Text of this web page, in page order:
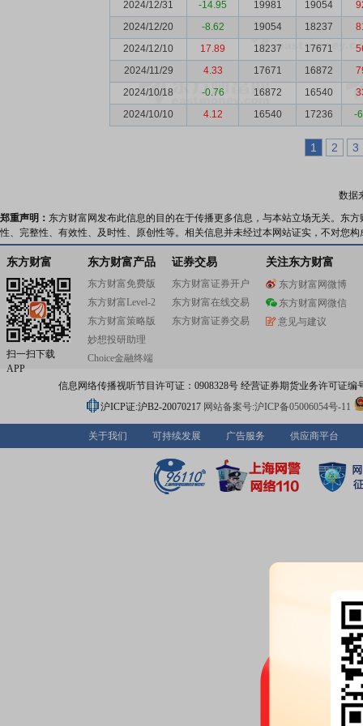
2024/12/31
-14.95 19981 19054
2024/12/20
-8.62 19054 18237
2024/12/10
17.89 18237 17671
2024/11/29
4.33 17671 16872
2024/10/18
-0.76 16872 16540
2024/10/10
4.12 16540 17236 -
1 2 3
数据
郑重声明： 东方财富网发布此信息的目的在于传播更多信息，与本站立场无关。东
性、完整性、有效性、及时性、原创性等。相关信息并未经过本网站证实，不对您
东方财富
扫一扫下载
APP
东方财富产品
东方财富免费版
东方财富Level-2
东方财富策略版
妙想投研助理
Choice金融终端
证券交易
东方财富证券开户
东方财富在线交易
东方财富证券交易
关注东方财富
东方财富网微博
东方财富网微信
意见与建议
信息网络传播视听节目许可证：0908328号 经营证券期货业务许可证编
沪ICP证:沪B2-20070217 网站备案号:沪ICP备05006054号-11
关于我们 可持续发展 广告服务 供应商平台